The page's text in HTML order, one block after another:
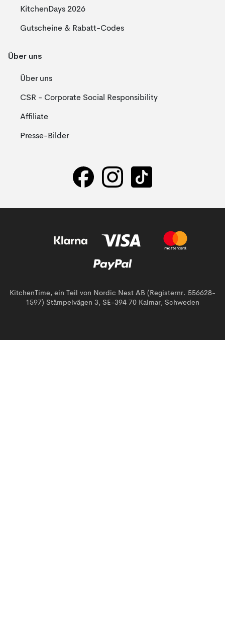
KitchenDays 2026
Gutscheine & Rabatt-Codes
Über uns
Über uns
CSR - Corporate Social Responsibility
Affiliate
Presse-Bilder
KitchenTime, ein Teil von Nordic Nest AB (Registernr. 556628-
1597) Stämpelvägen 3, SE-394 70 Kalmar, Schweden